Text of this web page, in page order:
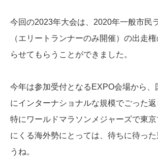
今回の2023年大会は、2020年一般市民
（エリートランナーのみ開催）の出走
らせてもらうことができました。
今年は参加受付となるEXPO会場から、
にインターナショナルな規模でごった返
特にワールドマラソンメジャーズで東京
にくる海外勢にとっては、待ちに待った
うね。